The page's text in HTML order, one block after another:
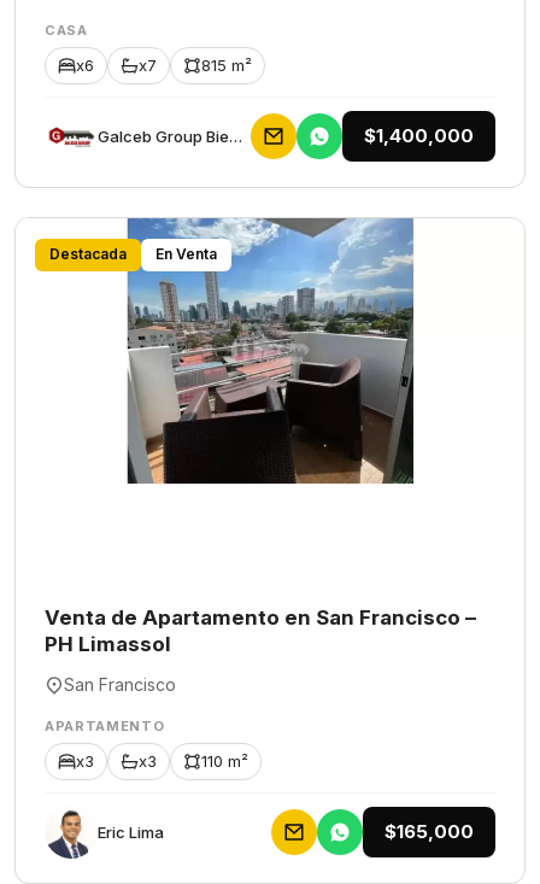
CASA
x6 x7 815 m²
Galceb Group Bienes Raices $1,400,000
Destacada En Venta
Venta de Apartamento en San Francisco –
PH Limassol
San Francisco
APARTAMENTO
x3 x3 110 m²
Eric Lima $165,000